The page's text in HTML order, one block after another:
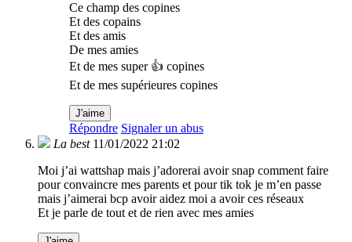
Ce champ des copines
Et des copains
Et des amis
De mes amies
Et de mes super 👍 copines
Et de mes supérieures copines
J'aime
Répondre Signaler un abus
La best 11/01/2022 21:02
Moi j’ai wattshap mais j’adorerai avoir snap comment faire
pour convaincre mes parents et pour tik tok je m’en passe
mais j’aimerai bcp avoir aidez moi a avoir ces réseaux
Et je parle de tout et de rien avec mes amies